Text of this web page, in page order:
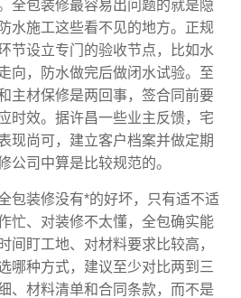
全包装修最容易出问题的就是隐
施工这些看不见的地方。正规
节设立专门的验收节点，比如水
向，防水做完后做闭水试验。至
主材保修是两回事，签合同前要
时效。据许昌一些业主反馈，宅
现尚可，建立客户档案并做定期
公司中算是比较规范的。
包装修没有*的好坏，只有适不适
忙、对装修不太懂，全包确实能
间盯工地、对材料要求比较高，
哪种方式，建议至少对比两到三
、材料清单和合同条款，而不是